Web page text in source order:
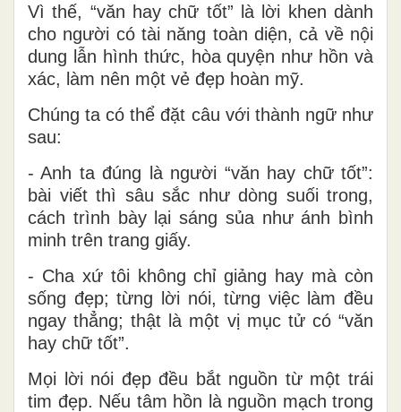
Vì thế, “văn hay chữ tốt” là lời khen dành
cho người có tài năng toàn diện, cả về nội
dung lẫn hình thức, hòa quyện như hồn và
xác, làm nên một vẻ đẹp hoàn mỹ.
Chúng ta có thể đặt câu với thành ngữ như
sau:
- Anh ta đúng là người “văn hay chữ tốt”:
bài viết thì sâu sắc như dòng suối trong,
cách trình bày lại sáng sủa như ánh bình
minh trên trang giấy.
- Cha xứ tôi không chỉ giảng hay mà còn
sống đẹp; từng lời nói, từng việc làm đều
ngay thẳng; thật là một vị mục tử có “văn
hay chữ tốt”.
Mọi lời nói đẹp đều bắt nguồn từ một trái
tim đẹp. Nếu tâm hồn là nguồn mạch trong